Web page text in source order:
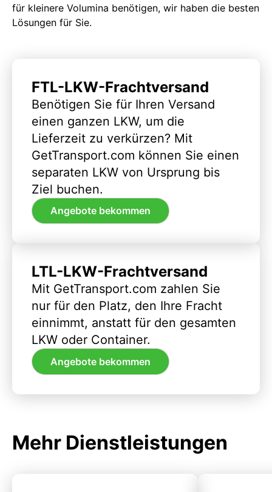
für kleinere Volumina benötigen, wir haben die besten
Lösungen für Sie.
FTL-LKW-Frachtversand
Benötigen Sie für Ihren Versand
einen ganzen LKW, um die
Lieferzeit zu verkürzen? Mit
GetTransport.com können Sie einen
separaten LKW von Ursprung bis
Ziel buchen.
Angebote bekommen
LTL-LKW-Frachtversand
Mit GetTransport.com zahlen Sie
nur für den Platz, den Ihre Fracht
einnimmt, anstatt für den gesamten
LKW oder Container.
Angebote bekommen
Mehr Dienstleistungen